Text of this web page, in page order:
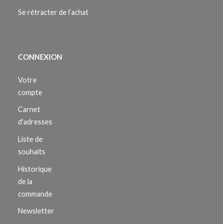
Se rétracter de l’achat
CONNEXION
Votre
compte
Carnet
d'adresses
Liste de
souhaits
Historique
de la
commande
Newsletter